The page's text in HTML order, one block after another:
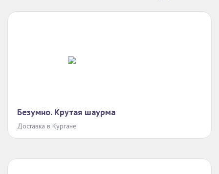
Безумно. Крутая шаурма
Доставка в Кургане